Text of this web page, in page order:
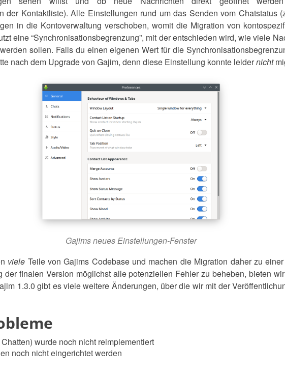
der Kontaktliste). Alle Einstellungen rund um das Senden vom Chatstatus
in die Kontoverwaltung verschoben, womit die Migration von
eine “Synchronisationsbegrenzung”, mit der entschieden wird, wie viele
sollen. Falls du einen eigenen Wert für die
nach dem Upgrade von Gajim, denn diese Einstellung konnte leidernicht
Gajims neues Einstellungen-Fenster
viele Teile von Gajims Codebase und machen die Migration daher zu
der finalen Version möglichst alle potenziellen Fehler zu beheben, bieten
1.3.0 gibt es viele weitere Änderungen, über die wir mit der
wurde noch nicht reimplementiert
noch nicht eingerichtet werden